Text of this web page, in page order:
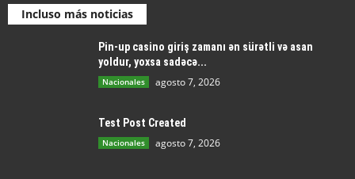
Incluso más noticias
Pin-up casino giriş zamanı ən sürətli və asan
yoldur, yoxsa sadəcə...
Nacionales agosto 7, 2026
Test Post Created
Nacionales agosto 7, 2026